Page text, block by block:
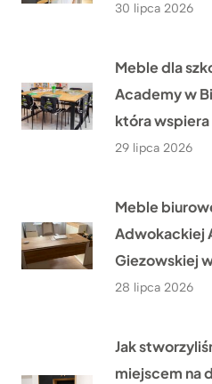
30 lipca 2026
Meble dla
Academy w
która wspiera
29 lipca 2026
Meble
Adwokackiej
Giezowskiej
28 lipca 2026
Jak
miejscem na